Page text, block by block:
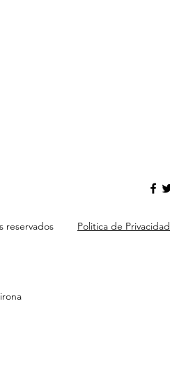
reservados Politica de Privacidad